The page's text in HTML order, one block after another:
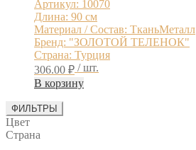
Артикул: 10070
Длина: 90 см
Материал / Состав: ТканьМеталл
Бренд: "ЗОЛОТОЙ ТЕЛЕНОК"
Страна: Турция
306.00 ₽ / шт.
В корзину
ФИЛЬТРЫ
Цвет
Страна